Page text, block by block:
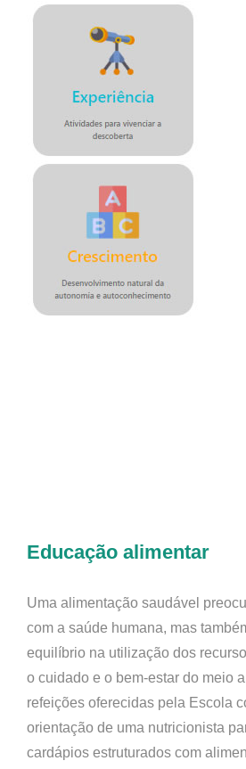
Educação alimentar
Uma alimentação saudável
com a saúde humana, mas
equilíbrio na utilização dos
o cuidado e o bem-estar do meio
refeições oferecidas pela Escola
orientação de uma nutricionista
cardápios estruturados com